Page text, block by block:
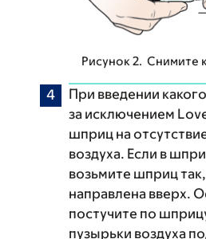
Рисунок 2. Снимите
При введении
за исключением
шприц на
воздуха. Если в
возьмите шприц
направлена вверх.
постучите по
пузырьки воздуха